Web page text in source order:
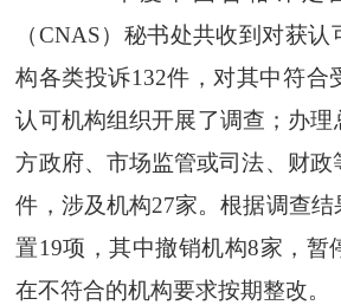
（CNAS）秘书处共收到对获
构各类投诉132件，对其中符合
认可机构组织开展了调查；办
方政府、市场监管或司法、财政
件，涉及机构27家。根据调查
置19项，其中撤销机构8家，暂
在不符合的机构要求按期整改。